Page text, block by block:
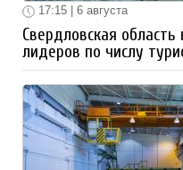
17:15 | 6 августа
Свердловская
лидеров по числу